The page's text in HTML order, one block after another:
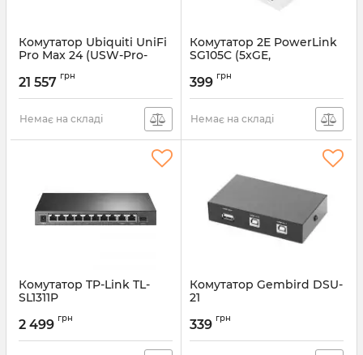
Комутатор Ubiquiti UniFi
Pro Max 24 (USW-Pro-
Артикул: USW-Pro-Max-24
21 557 грн
Немає на складі
Комутатор 2E PowerLink
SG105C (5xGE,
Артикул:
399 грн
Немає на складі
Комутатор TP-Link TL-
SL1311P
2 499 грн
Комутатор Gembird DSU-
21
339 грн